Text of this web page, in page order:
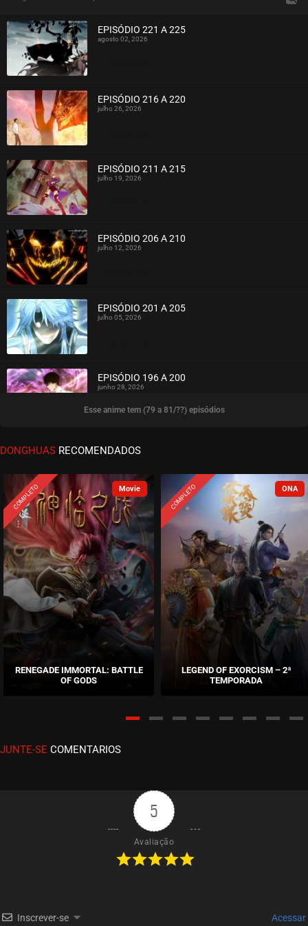
EPISÓDIO 221 A 225
agosto 02, 2026
EPISÓDIO 216 A 220
julho 26, 2026
EPISÓDIO 211 A 215
julho 19, 2026
EPISÓDIO 206 A 210
julho 12, 2026
EPISÓDIO 201 A 205
julho 05, 2026
ASSISTIDO
EPISÓDIO 196 A 200
junho 28, 2026
ASSISTIDO
EPISÓDIO 191 A 195
ASSISTIDO
EPISÓDIO 186 A 190
junho 11, 2026
ASSISTIDO
EPISÓDIO 181 A 185
junho 07, 2026
EPISÓDIO 176 A 180
maio 28, 2026
ASSISTIDO
EPISÓDIO 167 A 170
maio 14, 2026
EPISÓDIO 163 A 166
Esse anime tem (79 a 81/??) episódios
DONGHUAS RECOMENDADOS
COMPLETO
RENEGADE IMMORTAL: BATTLE
OF GODS
COMPLETO
LEGEND OF EXORCISM – 2ª
TEMPORADA
JUNTE-SE COMENTARIOS
5
Avaliação
Inscrever-se Acessar